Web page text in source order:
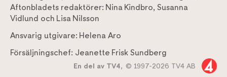
Aftonbladets redaktörer: Nina Kindbro, Susanna
Vidlund och Lisa Nilsson
Ansvarig utgivare: Helena Aro
Försäljningschef: Jeanette Frisk Sundberg
En del av TV4, © 1997-2026 TV4 AB